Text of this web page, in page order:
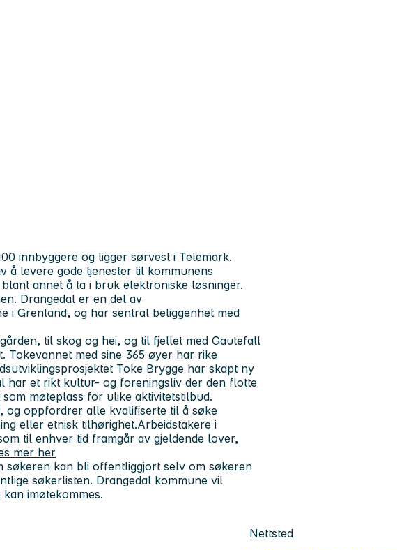
innbyggere og ligger sørvest i Telemark.
å levere gode tjenester til kommunens
annet å ta i bruk elektroniske løsninger.
Drangedal er en del av
i Grenland, og har sentral beliggenhet med
til skog og hei, og til fjellet med Gautefall
Tokevannet med sine 365 øyer har rike
Toke Brygge har skapt ny
har et rikt kultur- og foreningsliv der den flotte
møteplass for ulike aktivitetstilbud.
og oppfordrer alle kvalifiserte til å søke
eller etnisk tilhørighet.Arbeidstakere i
til enhver tid framgår av gjeldende lover,
mer her
søkeren kan bli offentliggjort selv om søkeren
søkerlisten. Drangedal kommune vil
imøtekommes.
Nettsted